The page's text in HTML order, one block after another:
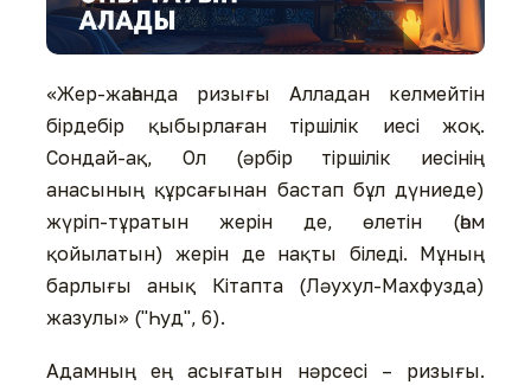
«Жер-жаһанда ризығы Алладан келмейтін
бірдебір қыбырлаған тіршілік иесі жоқ.
Сондай-ақ, Ол (әрбір тіршілік иесінің
анасының құрсағынан бастап бұл дүниеде)
жүріп-тұратын жерін де, өлетін (һәм
қойылатын) жерін де нақты біледі. Мұның
барлығы анық Кітапта (Ләухул-Махфузда)
жазулы» ("Һуд", 6).
Адамның ең асығатын нәрсесі – ризығы.